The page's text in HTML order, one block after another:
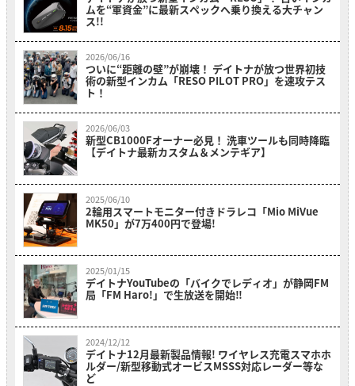
ムを“軍資金”に最新スペックへ乗り換える大チャン
ス!!
2026/06/16
ついに“距離の壁”が崩壊！ デイトナが放つ世界初技
術の新型インカム「RESO PILOT PRO」を速攻テス
ト！
2026/06/03
新型CB1000Fオーナー必見！ 洗車ツールも同時降臨
【デイトナ最新カスタム＆メンテギア】
2025/06/10
2輪用スマートモニター付きドラレコ「Mio MiVue
MK50」が7万400円で登場!
2025/01/15
デイトナYouTubeの「バイクでレディオ」が静岡FM
局「FM Haro!」で生放送を開始‼
2024/12/12
デイトナ12月最新製品情報! ワイヤレス充電スマホホ
ルダー/新型移動式オービスMSSS対応レーダー等な
ど